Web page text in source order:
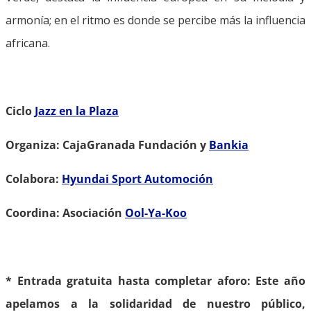
armonía; en el ritmo es donde se percibe más la influencia
africana.
Ciclo Jazz en la Plaza
Organiza: CajaGranada Fundación y Bankia
Colabora: Hyundai Sport Automoción
Coordina: Asociación Ool-Ya-Koo
* Entrada gratuita hasta completar aforo: Este año
apelamos a la solidaridad de nuestro público,